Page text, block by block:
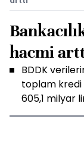
hacmi
BDDK
toplam kredi
605,1 milyar